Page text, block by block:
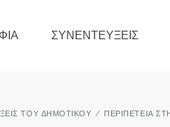
ΣΥΝΕΝΤΕΎΞΕΙΣ
ΤΟΥ ΔΗΜΟΤΙΚΟΎ ΠΕΡΙΠΈΤΕΙΑ